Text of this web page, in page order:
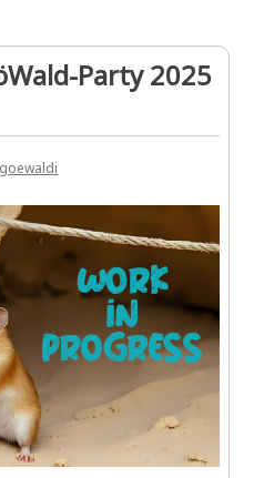
am
13.09.
im
Party 2025
goewaldi